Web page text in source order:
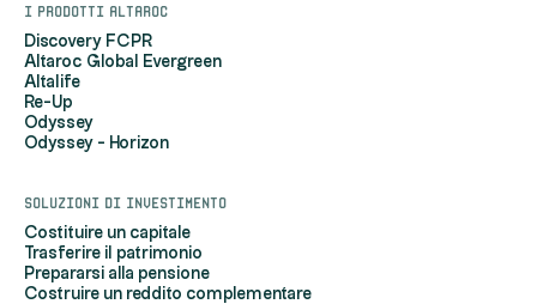
I prodotti Altaroc
Discovery FCPR
Altaroc Global Evergreen
Altalife
Re-Up
Odyssey
Odyssey - Horizon
Soluzioni di investimento
Costituire un capitale
Trasferire il patrimonio
Prepararsi alla pensione
Costruire un reddito complementare